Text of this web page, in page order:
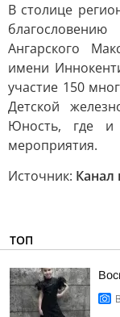
В столице
Ангарского
имени
участие 150
Детской
Юность, где и
мероприятия.
Источник:
ТОП